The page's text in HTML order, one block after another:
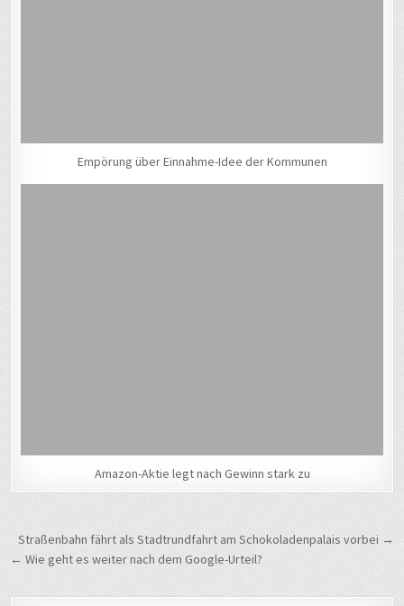
Empörung über Einnahme-Idee der Kommunen
Amazon-Aktie legt nach Gewinn stark zu
Beitragsnavigation
Straßenbahn fährt als Stadtrundfahrt am Schokoladenpalais vorbei →
← Wie geht es weiter nach dem Google-Urteil?